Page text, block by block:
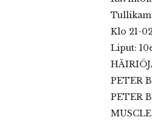
Klo 21-02
Liput:
PETER
PETER